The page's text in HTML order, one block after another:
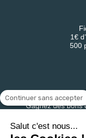
Continuer sans accepter
Salut c'est nous...
1€
500
Gagnez des bons